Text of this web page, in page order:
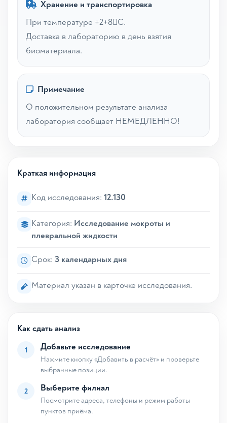
Хранение и транспортировка
При температуре +2+8С.
Доставка в лабораторию в день взятия
биоматериала.
Примечание
О положительном результате анализа
лаборатория сообщает НЕМЕДЛЕННО!
Краткая информация
Код исследования: 12.130
Категория: Исследование мокроты и
плевральной жидкости
Срок: 3 календарных дня
Материал указан в карточке исследования.
Как сдать анализ
1 Добавьте исследование
Нажмите кнопку «Добавить в расчёт» и проверьте
выбранные позиции.
2 Выберите филиал
Посмотрите адреса, телефоны и режим работы
пунктов приёма.